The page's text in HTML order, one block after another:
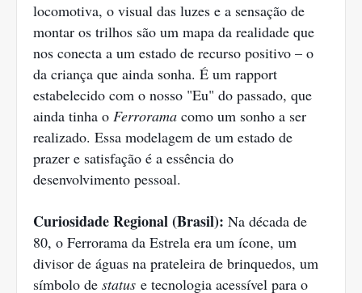
locomotiva, o visual das luzes e a sensação de
montar os trilhos são um mapa da realidade que
nos conecta a um estado de recurso positivo – o
da criança que ainda sonha. É um rapport
estabelecido com o nosso "Eu" do passado, que
ainda tinha o Ferrorama como um sonho a ser
realizado. Essa modelagem de um estado de
prazer e satisfação é a essência do
desenvolvimento pessoal.
Curiosidade Regional (Brasil): Na década de
80, o Ferrorama da Estrela era um ícone, um
divisor de águas na prateleira de brinquedos, um
símbolo de status e tecnologia acessível para o